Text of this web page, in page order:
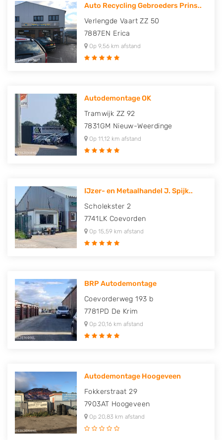
Auto Recycling Gebroeders Prins..
Verlengde Vaart ZZ 50
7887EN Erica
Op 9,56 km afstand
Autodemontage OK
Tramwijk ZZ 92
7831GM Nieuw-Weerdinge
Op 11,12 km afstand
IJzer- en Metaalhandel J. Spijk..
Scholekster 2
7741LK Coevorden
Op 15,59 km afstand
BRP Autodemontage
Coevorderweg 193 b
7781PD De Krim
Op 20,16 km afstand
Autodemontage Hoogeveen
Fokkerstraat 29
7903AT Hoogeveen
Op 20,83 km afstand